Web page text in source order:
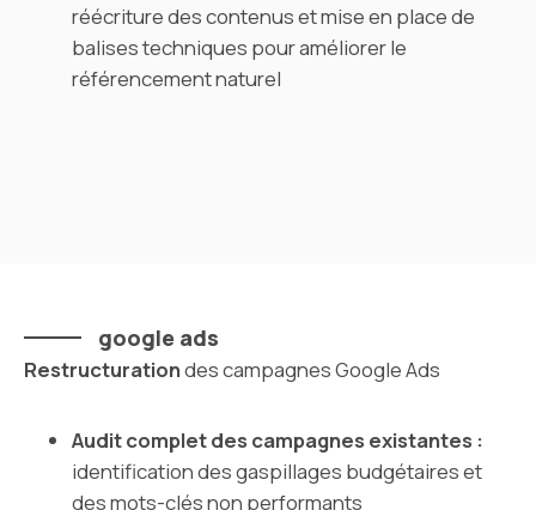
réécriture des contenus et mise en place de
balises techniques pour améliorer le
référencement naturel
google ads
Restructurationdes campagnes Google Ads
Audit complet des campagnes existantes :
identification des gaspillages budgétaires et
des mots-clés non performants